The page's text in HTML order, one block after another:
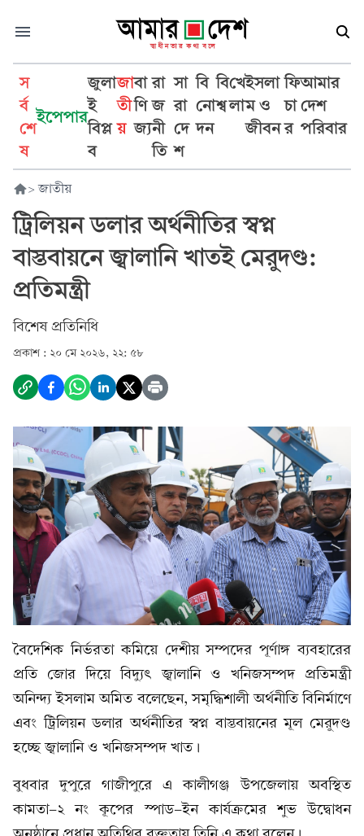
স
র্ব
শে
ষ
ইপেপার
জুলা
ই
বিপ্ল
ব
জা
তী
য়
বা
ণি
জ্য
রা
জ
নী
তি
সা
রা
দে
শ
বি
নো
দন
বি
শ্ব
খে
লা
ইসলা
ম ও
জীবন
ফি
চা
র
আমার
দেশ
পরিবার
> জাতীয়
ট্রিলিয়ন ডলার অর্থনীতির স্বপ্ন
বাস্তবায়নে জ্বালানি খাতই মেরুদণ্ড:
প্রতিমন্ত্রী
বিশেষ প্রতিনিধি
প্রকাশ : ২০ মে ২০২৬, ২২: ৫৮
বৈদেশিক নির্ভরতা কমিয়ে দেশীয় সম্পদের পূর্ণাঙ্গ ব্যবহারের
প্রতি জোর দিয়ে বিদ্যুৎ জ্বালানি ও খনিজসম্পদ প্রতিমন্ত্রী
অনিন্দ্য ইসলাম অমিত বলেছেন, সমৃদ্ধিশালী অর্থনীতি বিনির্মাণে
এবং ট্রিলিয়ন ডলার অর্থনীতির স্বপ্ন বাস্তবায়নের মূল মেরুদণ্ড
হচ্ছে জ্বালানি ও খনিজসম্পদ খাত।
বুধবার দুপুরে গাজীপুরে এ কালীগঞ্জ উপজেলায় অবস্থিত
কামতা-২ নং কূপের স্পাড-ইন কার্যক্রমের শুভ উদ্বোধন